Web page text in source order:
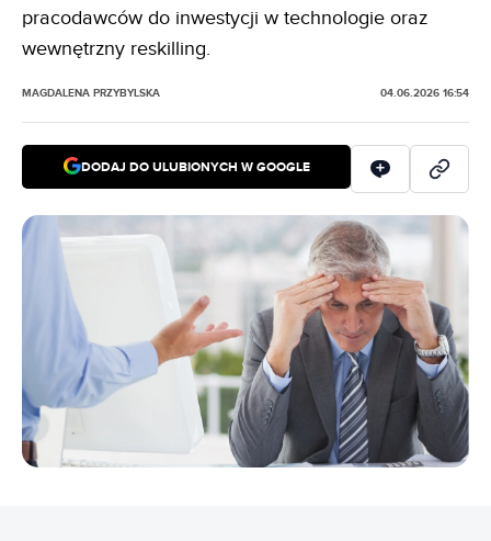
pracodawców do inwestycji w technologie oraz
wewnętrzny reskilling.
MAGDALENA PRZYBYLSKA 04.06.2026 16:54
DODAJ DO ULUBIONYCH W GOOGLE